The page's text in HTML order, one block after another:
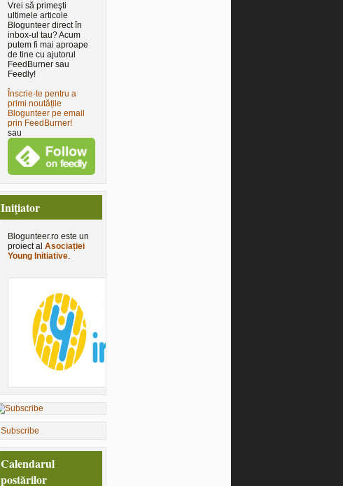
Vrei să primeşti
ultimele articole
Blogunteer direct în
inbox-ul tau? Acum
putem fi mai aproape
de tine cu ajutorul
FeedBurner sau
Feedly!
Înscrie-te pentru a
primi noutățile
Blogunteer pe email
prin FeedBurner!
sau
Iniţiator
Blogunteer.ro este un
proiect al Asociației
Young Initiative.
Subscribe
Calendarul
postărilor